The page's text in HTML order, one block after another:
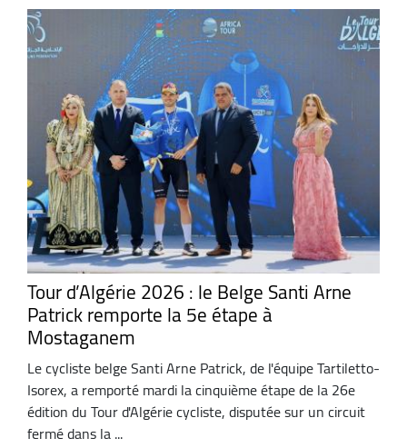
Tour d’Algérie 2026 : le Belge Santi Arne
Patrick remporte la 5e étape à
Mostaganem
Le cycliste belge Santi Arne Patrick, de l'équipe Tartiletto-
Isorex, a remporté mardi la cinquième étape de la 26e
édition du Tour d'Algérie cycliste, disputée sur un circuit
fermé dans la ...